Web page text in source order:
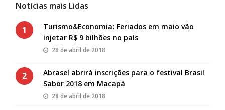
Notícias mais Lidas
1
Turismo&Economia: Feriados em maio vão
injetar R$ 9 bilhões no país
28 de abril de 2018
2
Abrasel abrirá inscrições para o festival Brasil
Sabor 2018 em Macapá
28 de abril de 2018